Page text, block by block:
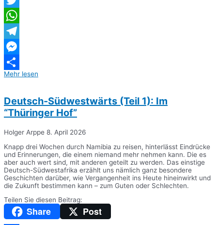
Twitter
WhatsApp
Telegram
Messenger
Teilen
Mehr lesen
Deutsch-Südwestwärts (Teil 1): Im
“Thüringer Hof”
Holger Arppe 8. April 2026
Knapp drei Wochen durch Namibia zu reisen, hinterlässt Eindrücke
und Erinnerungen, die einem niemand mehr nehmen kann. Die es
aber auch wert sind, mit anderen geteilt zu werden. Das einstige
Deutsch-Südwestafrika erzählt uns nämlich ganz besondere
Geschichten darüber, wie Vergangenheit ins Heute hineinwirkt und
die Zukunft bestimmen kann – zum Guten oder Schlechten.
Teilen Sie diesen Beitrag:
Share Post